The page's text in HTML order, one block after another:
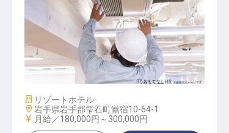
ホテルの施設管理スタッフ
施設業態
リゾートホテル
勤務地
岩手県岩手郡雫石町鴬宿10-64-1
給与
月給／180,000円～ 300,000円